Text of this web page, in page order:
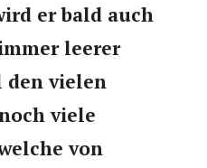
er bald auch
leerer
den vielen
viele
von